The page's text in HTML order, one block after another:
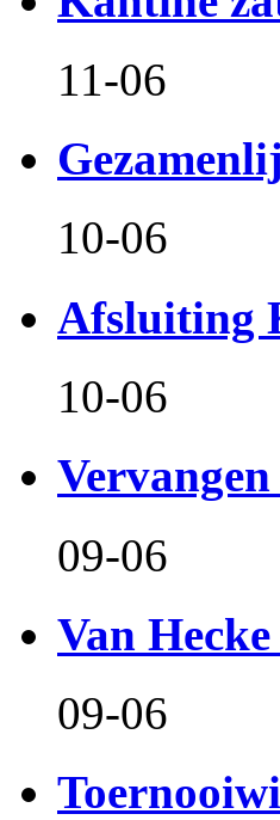
11-06
10-06
Afsluiting
10-06
09-06
Van
09-06